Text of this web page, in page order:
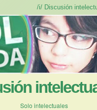
Solo intelectuales